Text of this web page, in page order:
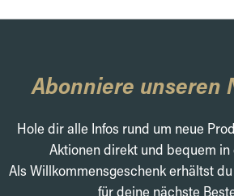
Abonniere unseren
Hole dir alle Infos rund um neue
Aktionen direkt und bequem in
Als Willkommensgeschenk erhältst
für deine nächste